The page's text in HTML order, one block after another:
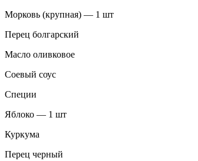
Морковь (крупная) — 1 шт
Перец болгарский
Масло оливковое
Соевый соус
Специи
Яблоко — 1 шт
Куркума
Перец черный